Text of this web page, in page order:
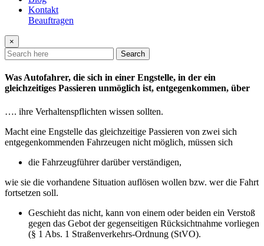
Kontakt
Beauftragen
×
Search
Was Autofahrer, die sich in einer Engstelle, in der ein
gleichzeitiges Passieren unmöglich ist, entgegenkommen, über
…. ihre Verhaltenspflichten wissen sollten.
Macht eine Engstelle das gleichzeitige Passieren von zwei sich
entgegenkommenden Fahrzeugen nicht möglich, müssen sich
die Fahrzeugführer darüber verständigen,
wie sie die vorhandene Situation auflösen wollen bzw. wer die Fahrt
fortsetzen soll.
Geschieht das nicht, kann von einem oder beiden ein Verstoß
gegen das Gebot der gegenseitigen Rücksichtnahme vorliegen
(§ 1 Abs. 1 Straßenverkehrs-Ordnung (StVO).